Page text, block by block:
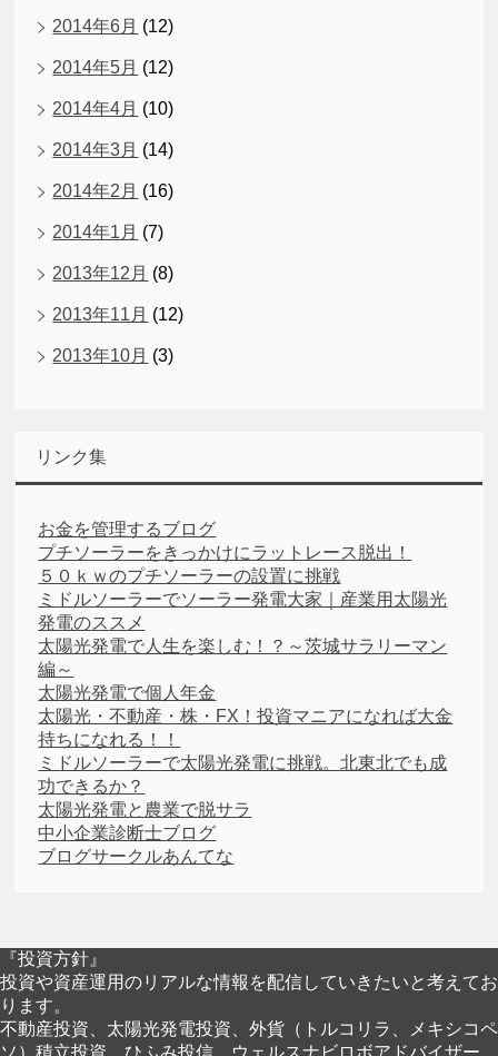
2014年6月 (12)
2014年5月 (12)
2014年4月 (10)
2014年3月 (14)
2014年2月 (16)
2014年1月 (7)
2013年12月 (8)
2013年11月 (12)
2013年10月 (3)
リンク集
お金を管理するブログ
プチソーラーをきっかけにラットレース脱出！
５０ｋｗのプチソーラーの設置に挑戦
ミドルソーラーでソーラー発電大家｜産業用太陽光
発電のススメ
太陽光発電で人生を楽しむ！？～茨城サラリーマン
編～
太陽光発電で個人年金
太陽光・不動産・株・FX！投資マニアになれば大金
持ちになれる！！
ミドルソーラーで太陽光発電に挑戦。北東北でも成
功できるか？
太陽光発電と農業で脱サラ
中小企業診断士ブログ
ブログサークルあんてな
『投資方針』
投資や資産運用のリアルな情報を配信していきたいと考えてお
ります。
不動産投資、太陽光発電投資、外貨（トルコリラ、メキシコペ
ソ）積立投資、ひふみ投信、ウェルスナビロボアドバイザー、